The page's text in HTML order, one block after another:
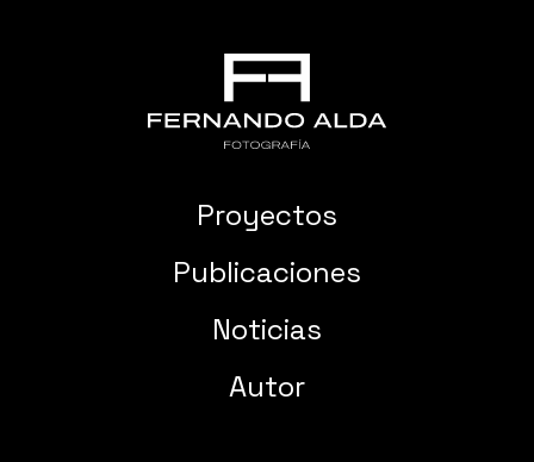
Proyectos
Publicaciones
Noticias
Autor